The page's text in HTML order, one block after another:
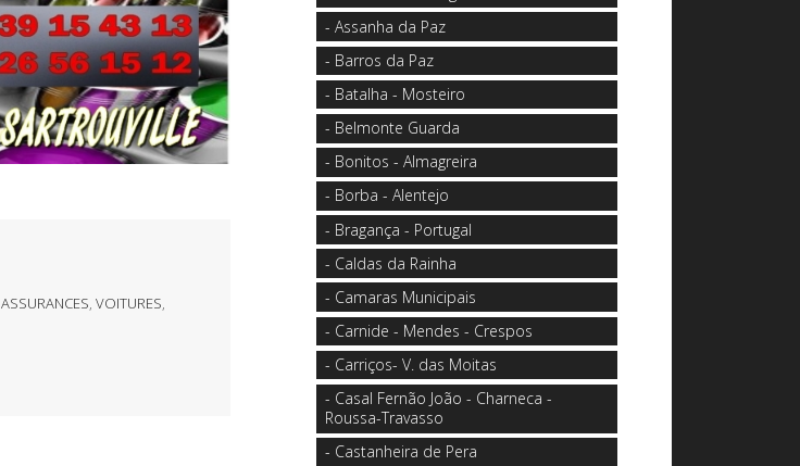
ASSURANCES, VOITURES,
- Assanha da Paz
- Barros da Paz
- Batalha - Mosteiro
- Belmonte Guarda
- Bonitos - Almagreira
- Borba - Alentejo
- Bragança - Portugal
- Caldas da Rainha
- Camaras Municipais
- Carnide - Mendes - Crespos
- Carriços- V. das Moitas
- Casal Fernão João - Charneca -
Roussa-Travasso
- Castanheira de Pera